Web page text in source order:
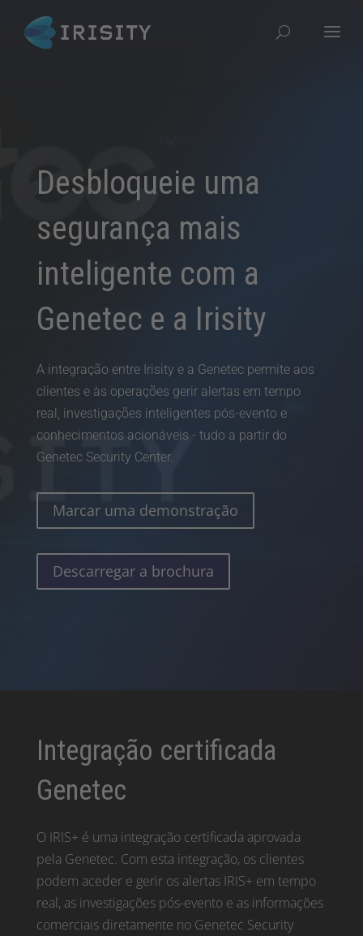
Desbloqueie uma
segurança mais
inteligente com a
Genetec e a Irisity
A integração entre Irisity e a Genetec permite aos
clientes e às operações gerir alertas em tempo
real, investigações inteligentes pós-evento e
conhecimentos acionáveis - tudo a partir do
Genetec Security Center.
Marcar uma demonstração
Descarregar a brochura
Integração certificada
Genetec
O IRIS+ é uma integração certificada aprovada
pela Genetec. Com esta integração, os clientes
podem aceder e gerir os alertas IRIS+ em tempo
real, as investigações pós-evento e as informações
comerciais diretamente no Genetec Security